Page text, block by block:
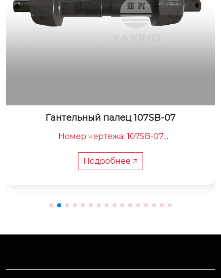
Гантельный палец 107SB-07
Номер чертежа: 107SB-07
Внутренняя ширина: 221 мм
Вес: 10 кг
Подробнее 🡥